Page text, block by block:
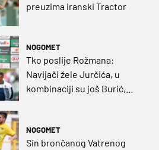
preuzima iranski Tractor
NOGOMET
Tko poslije Rožmana:
Navijači žele Jurčića, u
kombinaciji su još Burić,
NOGOMET
Sin brončanog Vatrenog